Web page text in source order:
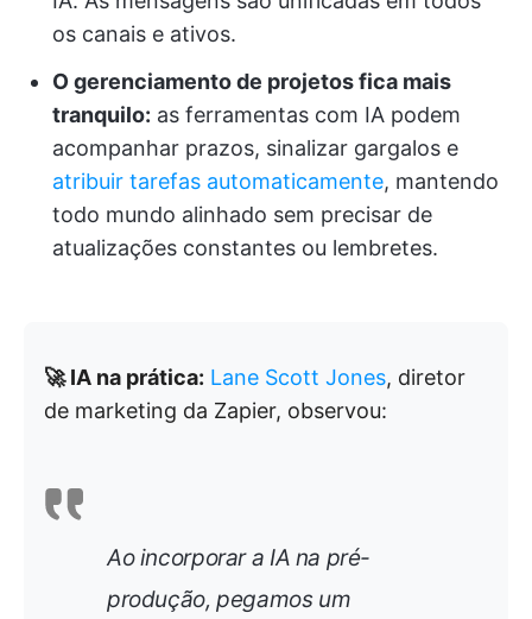
os canais e ativos.
O gerenciamento de projetos fica mais
tranquilo: as ferramentas com IA podem
acompanhar prazos, sinalizar gargalos e
atribuir tarefas automaticamente, mantendo
todo mundo alinhado sem precisar de
atualizações constantes ou lembretes.
🚀 IA na prática: Lane Scott Jones, diretor
de marketing da Zapier, observou:
Ao incorporar a IA na pré-
produção, pegamos um